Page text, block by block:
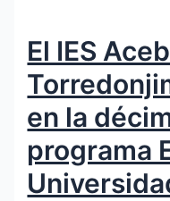
de
Carnaval
2026
en
Torredonjimeno
El IES
en la
programa